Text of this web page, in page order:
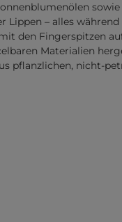
– alles
den Fingerspitzen
Materialien
pflanzlichen, nicht-